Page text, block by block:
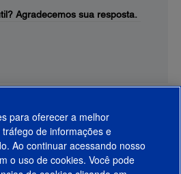
Agradecemos sua resposta.
para oferecer a melhor
de informações e
Ao continuar acessando nosso
o uso de cookies. Você pode